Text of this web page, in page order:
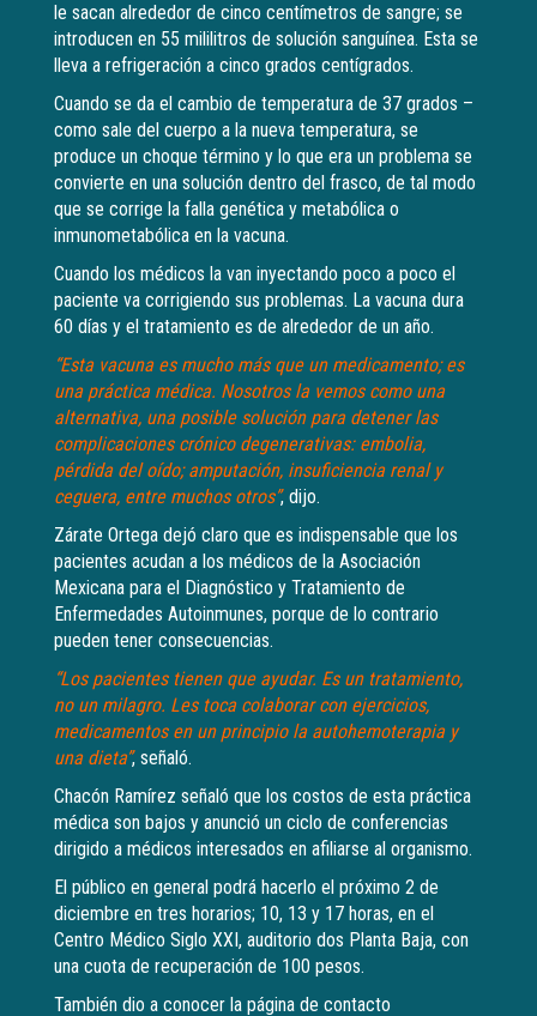
le sacan alrededor de cinco centímetros de sangre; se
introducen en 55 mililitros de solución sanguínea. Esta se
lleva a refrigeración a cinco grados centígrados.
Cuando se da el cambio de temperatura de 37 grados –
como sale del cuerpo a la nueva temperatura, se
produce un choque término y lo que era un problema se
convierte en una solución dentro del frasco, de tal modo
que se corrige la falla genética y metabólica o
inmunometabólica en la vacuna.
Cuando los médicos la van inyectando poco a poco el
paciente va corrigiendo sus problemas. La vacuna dura
60 días y el tratamiento es de alrededor de un año.
“Esta vacuna es mucho más que un medicamento; es
una práctica médica. Nosotros la vemos como una
alternativa, una posible solución para detener las
complicaciones crónico degenerativas: embolia,
pérdida del oído; amputación, insuficiencia renal y
ceguera, entre muchos otros”, dijo.
Zárate Ortega dejó claro que es indispensable que los
pacientes acudan a los médicos de la Asociación
Mexicana para el Diagnóstico y Tratamiento de
Enfermedades Autoinmunes, porque de lo contrario
pueden tener consecuencias.
“Los pacientes tienen que ayudar. Es un tratamiento,
no un milagro. Les toca colaborar con ejercicios,
medicamentos en un principio la autohemoterapia y
una dieta”, señaló.
Chacón Ramírez señaló que los costos de esta práctica
médica son bajos y anunció un ciclo de conferencias
dirigido a médicos interesados en afiliarse al organismo.
El público en general podrá hacerlo el próximo 2 de
diciembre en tres horarios; 10, 13 y 17 horas, en el
Centro Médico Siglo XXI, auditorio dos Planta Baja, con
una cuota de recuperación de 100 pesos.
También dio a conocer la página de contacto